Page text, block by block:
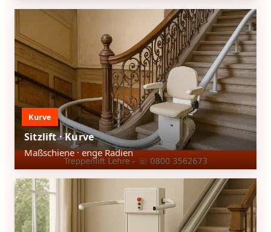
Kurve
Sitzlift · Kurve
Maßschiene · enge Radien